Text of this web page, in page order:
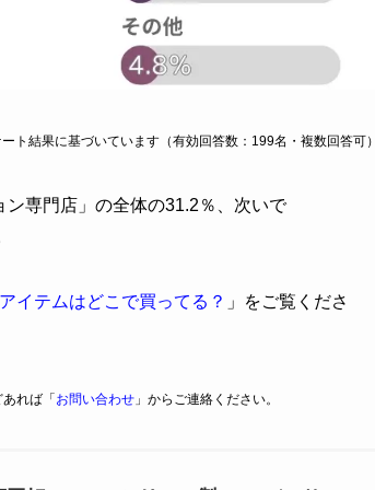
ト結果に基づいています（有効回答数：199名・複数回答可
専門店」の全体の31.2％、次いで
イテムはどこで買ってる？ 」をご覧くださ
れば「 お問い合わせ 」からご連絡ください。